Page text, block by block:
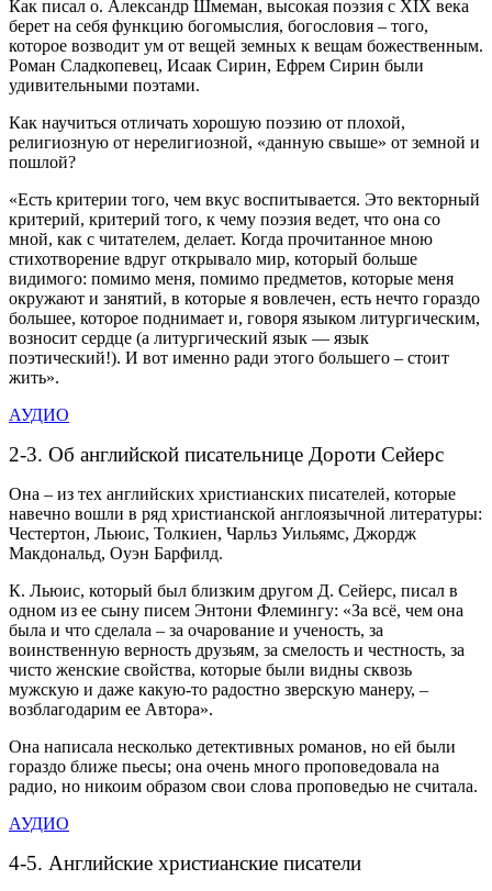
Как писал о. Александр Шмеман, высокая поэзия с XIX века
берет на себя функцию богомыслия, богословия – того,
которое возводит ум от вещей земных к вещам божественным.
Роман Сладкопевец, Исаак Сирин, Ефрем Сирин были
удивительными поэтами.
Как научиться отличать хорошую поэзию от плохой,
религиозную от нерелигиозной, «данную свыше» от земной и
пошлой?
«Есть критерии того, чем вкус воспитывается. Это векторный
критерий, критерий того, к чему поэзия ведет, что она со
мной, как с читателем, делает. Когда прочитанное мною
стихотворение вдруг открывало мир, который больше
видимого: помимо меня, помимо предметов, которые меня
окружают и занятий, в которые я вовлечен, есть нечто гораздо
большее, которое поднимает и, говоря языком литургическим,
возносит сердце (а литургический язык — язык
поэтический!). И вот именно ради этого большего – стоит
жить».
АУДИО
2-3. Об английской писательнице Дороти Сейерс
Она – из тех английских христианских писателей, которые
навечно вошли в ряд христианской англоязычной литературы:
Честертон, Льюис, Толкиен, Чарльз Уильямс, Джордж
Макдональд, Оуэн Барфилд.
К. Льюис, который был близким другом Д. Сейерс, писал в
одном из ее сыну писем Энтони Флемингу: «За всё, чем она
была и что сделала – за очарование и ученость, за
воинственную верность друзьям, за смелость и честность, за
чисто женские свойства, которые были видны сквозь
мужскую и даже какую-то радостно зверскую манеру, –
возблагодарим ее Автора».
Она написала несколько детективных романов, но ей были
гораздо ближе пьесы; она очень много проповедовала на
радио, но никоим образом свои слова проповедью не считала.
АУДИО
4-5. Английские христианские писатели